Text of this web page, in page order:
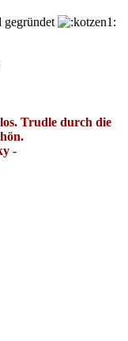
gegründet
Trudle durch die
-